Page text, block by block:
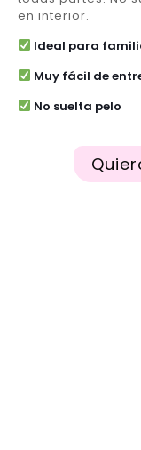
en interior.
Ideal para
Muy fácil de
No suelta pelo